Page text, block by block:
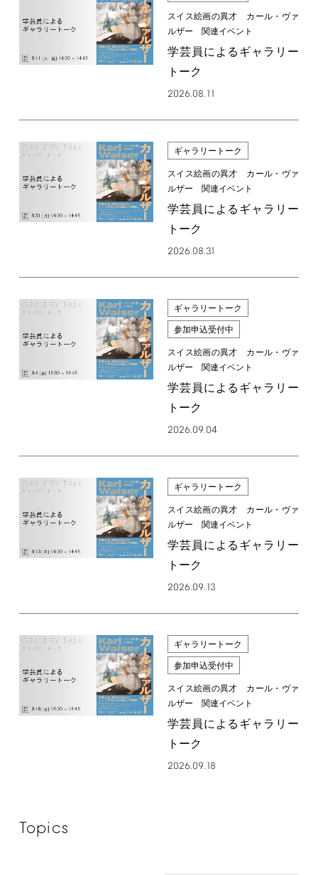
スイス絵画の異才 カール・ヴァ
ルザー 関連イベント
学芸員によるギャラリー
トーク
2026.08.11
ギャラリートーク
スイス絵画の異才 カール・ヴァ
ルザー 関連イベント
学芸員によるギャラリー
トーク
2026.08.31
ギャラリートーク
参加申込受付中
スイス絵画の異才 カール・ヴァ
ルザー 関連イベント
学芸員によるギャラリー
トーク
2026.09.04
ギャラリートーク
スイス絵画の異才 カール・ヴァ
ルザー 関連イベント
学芸員によるギャラリー
トーク
2026.09.13
ギャラリートーク
参加申込受付中
スイス絵画の異才 カール・ヴァ
ルザー 関連イベント
学芸員によるギャラリー
トーク
2026.09.18
Topics